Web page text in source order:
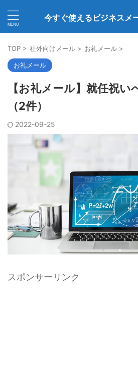
今すぐ使えるビジネスメ
TOP > 社外向けメール > お礼メール >
お礼メール
【お礼メール】就任祝い
（2件）
2022-09-25
スポンサーリンク